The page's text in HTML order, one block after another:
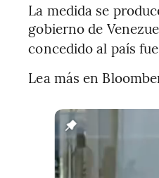
La medida se
gobierno de
concedido al país
Lea más en